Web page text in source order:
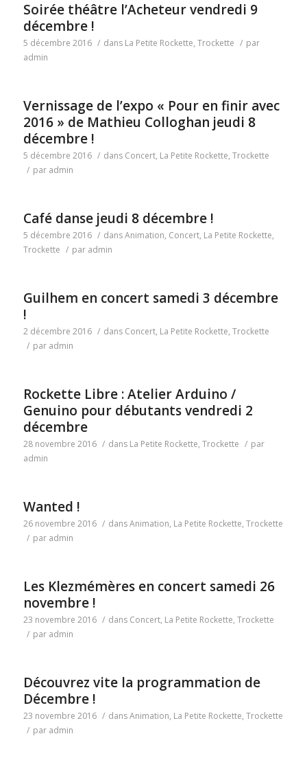
Soirée théâtre l’Acheteur vendredi 9
décembre !
5 décembre 2016 / dans La Petite Rockette, Trockette / par
admin
Vernissage de l’expo « Pour en finir avec
2016 » de Mathieu Colloghan jeudi 8
décembre !
5 décembre 2016 / dans Concert, La Petite Rockette, Trockette
/ par admin
Café danse jeudi 8 décembre !
5 décembre 2016 / dansAnimation, Concert, La Petite Rockette,
Trockette / par admin
Guilhem en concert samedi 3 décembre
!
2 décembre 2016 / dans Concert, La Petite Rockette, Trockette
/ par admin
Rockette Libre : Atelier Arduino /
Genuino pour débutants vendredi 2
décembre
28 novembre 2016 / dans La Petite Rockette, Trockette / par
admin
Wanted !
26 novembre 2016 / dansAnimation, La Petite Rockette, Trockette
/ par admin
Les Klezmémères en concert samedi 26
novembre !
23 novembre 2016 / dans Concert, La Petite Rockette, Trockette
/ par admin
Découvrez vite la programmation de
Décembre !
23 novembre 2016 / dansAnimation, La Petite Rockette, Trockette
/ par admin